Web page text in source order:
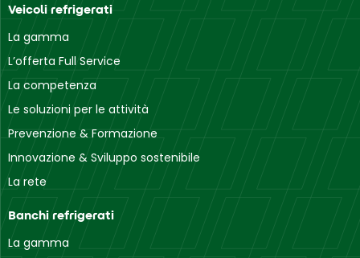
Veicoli refrigerati
La gamma
L’offerta Full Service
La competenza
Le soluzioni per le attività
Prevenzione & Formazione
Innovazione & Sviluppo sostenibile
La rete
Banchi refrigerati
La gamma